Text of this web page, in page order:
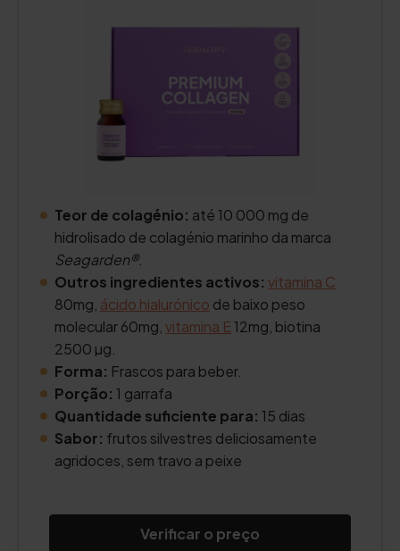
Teor de colagénio: até 10 000 mg de
hidrolisado de colagénio marinho da marca
Seagarden®.
Outros ingredientes activos: vitamina C
80mg, ácido hialurónico de baixo peso
molecular 60mg,vitamina E12mg, biotina
2500 µg.
Forma: Frascos para beber.
Porção: 1 garrafa
Quantidade suficiente para: 15 dias
Sabor: frutos silvestres deliciosamente
agridoces, sem travo a peixe
Verificar o preço